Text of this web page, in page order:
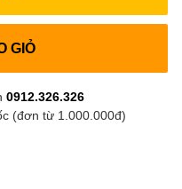
GIỎ
0912.326.326
(đơn từ 1.000.000đ)